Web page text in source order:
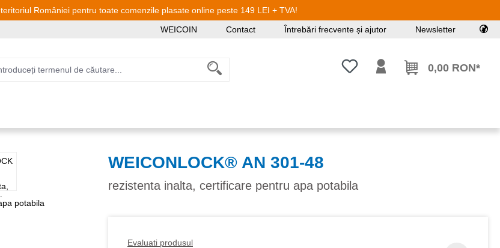
României pentru toate comenzile plasate online peste 149 LEI + TVA!
WEICOIN Contact Întrebări frecvente și ajutor Newsletter
Aveți 0 articole din lista de dorințe
0,00 RON*
WEICONLOCK® AN 301-48
rezistenta inalta, certificare pentru apa potabila
Evaluati produsul